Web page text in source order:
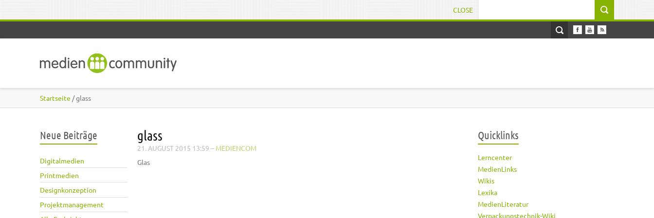
CLOSE
Startseite / glass
Neue Beiträge
Digitalmedien
Printmedien
Designkonzeption
Projektmanagement
glass
21. AUGUST 2015 13:59 – MEDIENCOM
Glas
Quicklinks
Lerncenter
MedienLinks
Wikis
Lexika
MedienLiteratur
Verpackungstechnik-Wiki